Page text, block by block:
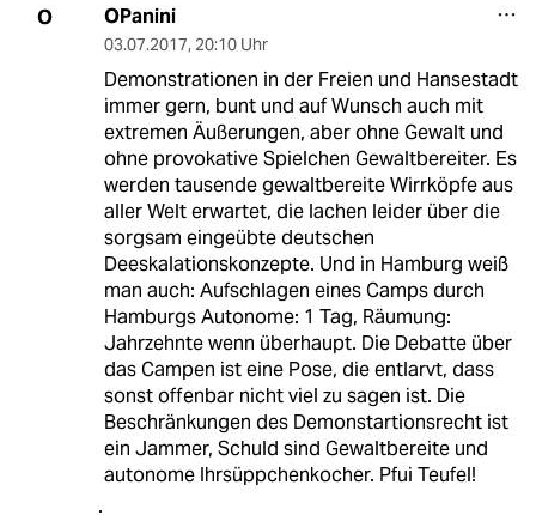
O OPanini
03.07.2017, 20:10 Uhr
Demonstrationen in der Freien und Hansestadt
immer gern, bunt und auf Wunsch auch mit
extremen Äußerungen, aber ohne Gewalt und
ohne provokative Spielchen Gewaltbereiter. Es
werden tausende gewaltbereite Wirrköpfe aus
aller Welt erwartet, die lachen leider über die
sorgsam eingeübte deutschen
Deeskalationskonzepte. Und in Hamburg weiß
man auch: Aufschlagen eines Camps durch
Hamburgs Autonome: 1 Tag, Räumung:
Jahrzehnte wenn überhaupt. Die Debatte über
das Campen ist eine Pose, die entlarvt, dass
sonst offenbar nicht viel zu sagen ist. Die
Beschränkungen des Demonstartionsrecht ist
ein Jammer, Schuld sind Gewaltbereite und
autonome Ihrsüppchenkocher. Pfui Teufel!